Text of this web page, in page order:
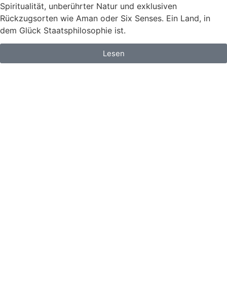
Spiritualität, unberührter Natur und exklusiven
Rückzugsorten wie Aman oder Six Senses. Ein Land, in
dem Glück Staatsphilosophie ist.
Lesen